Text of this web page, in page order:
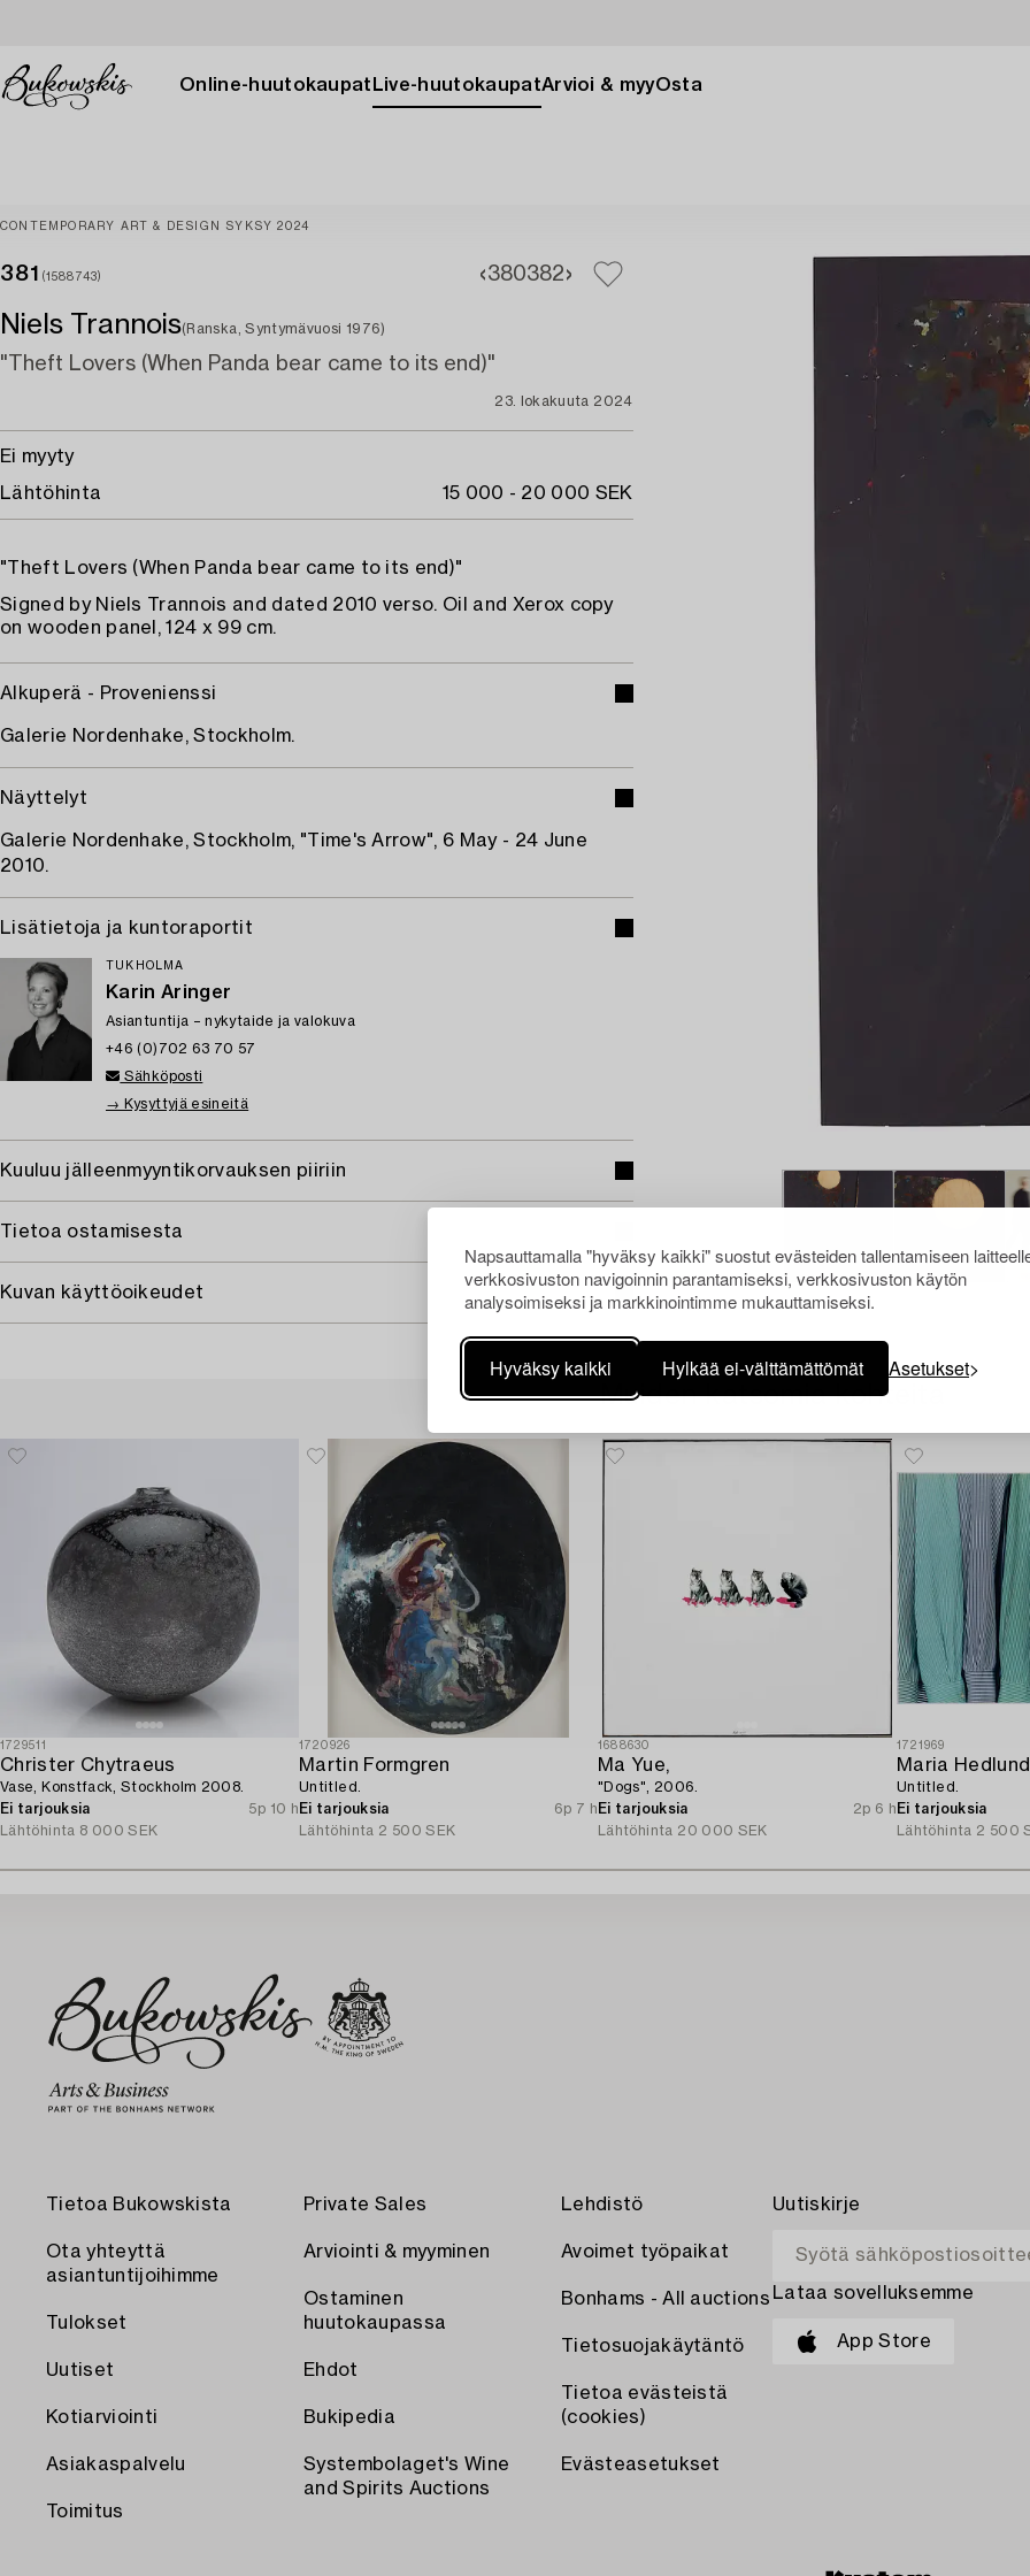
Napsauttamalla "hyväksy kaikki" suostut evästeiden tallentamiseen
verkkosivuston navigoinnin parantamiseksi, verkkosivuston käytön
analysoimiseksi ja markkinointimme mukauttamiseksi.
Hyväksy kaikki Hylkää ei-välttämättömät Asetukset
Online-huutokaupat Live-huutokaupatArvioi & myyOsta
CONTEMPORARY ART & DESIGN SYKSY 2024
381 (1588743) 380382
Niels Trannois(Ranska, Syntymävuosi 1976)
"Theft Lovers (When Panda bear came to its end)"
23. lokakuuta 2024
Ei myyty
Lähtöhinta
15 000 - 20 000 SEK
"Theft Lovers (When Panda bear came to its end)"
Signed by Niels Trannois and dated 2010 verso. Oil and Xerox copy
on wooden panel, 124 x 99 cm.
Alkuperä - Provenienssi
Galerie Nordenhake, Stockholm.
Näyttelyt
Galerie Nordenhake, Stockholm, "Time's Arrow", 6 May - 24 June
2010.
Lisätietoja ja kuntoraportit
TUKHOLMA
Karin Aringer
Asiantuntija – nykytaide ja valokuva
+46 (0)702 63 70 57
Sähköposti
→ Kysyttyjä esineitä
Kuuluu jälleenmyyntikorvauksen piiriin
Tietoa ostamisesta
Kuvan käyttöoikeudet
Muiden katsomia kohteita
1729511
Christer Chytraeus
Vase, Konstfack, Stockholm 2008.
Ei tarjouksia
5p 10 h
Lähtöhinta 8 000 SEK
1720926
Martin Formgren
Untitled.
Ei tarjouksia
6p 7 h
Lähtöhinta 2 500 SEK
1688630
Ma Yue,
"Dogs", 2006.
Ei tarjouksia
2p 6 h
Lähtöhinta 20 000 SEK
1721969
Maria Hedlund
Untitled.
Ei tarjouksia
Lähtöhinta 2 500
Tietoa Bukowskista
Ota yhteyttä
asiantuntijoihimme
Tulokset
Uutiset
Kotiarviointi
Asiakaspalvelu
Toimitus
Private Sales
Arviointi & myyminen
Ostaminen
huutokaupassa
Ehdot
Bukipedia
Systembolaget's Wine
and Spirits Auctions
Lehdistö
Avoimet työpaikat
Bonhams - All auctions
Tietosuojakäytäntö
Tietoa evästeistä
(cookies)
Evästeasetukset
Uutiskirje
Lataa sovelluksemme
App Store